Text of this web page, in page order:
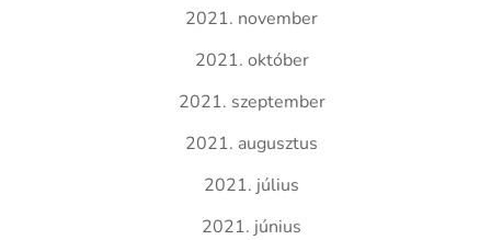
2021. november
2021. október
2021. szeptember
2021. augusztus
2021. július
2021. június